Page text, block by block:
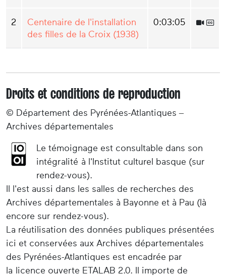
2
Centenaire de l'installation
des filles de la Croix (1938)
0:03:05
Droits et conditions de reproduction
© Département des Pyrénées-Atlantiques –
Archives départementales
Le témoignage est consultable dans son
intégralité à l'Institut culturel basque (sur
rendez-vous).
Il l'est aussi dans les salles de recherches des
Archives départementales à Bayonne et à Pau (là
encore sur rendez-vous).
La réutilisation des données publiques présentées
ici et conservées aux Archives départementales
des Pyrénées-Atlantiques est encadrée par
la licence ouverte ETALAB 2.0. Il importe de